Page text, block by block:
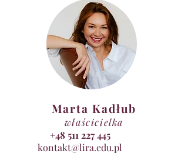
Marta Kadłub
właścicielka
+48 511 227 445
kontakt@lira.edu.pl